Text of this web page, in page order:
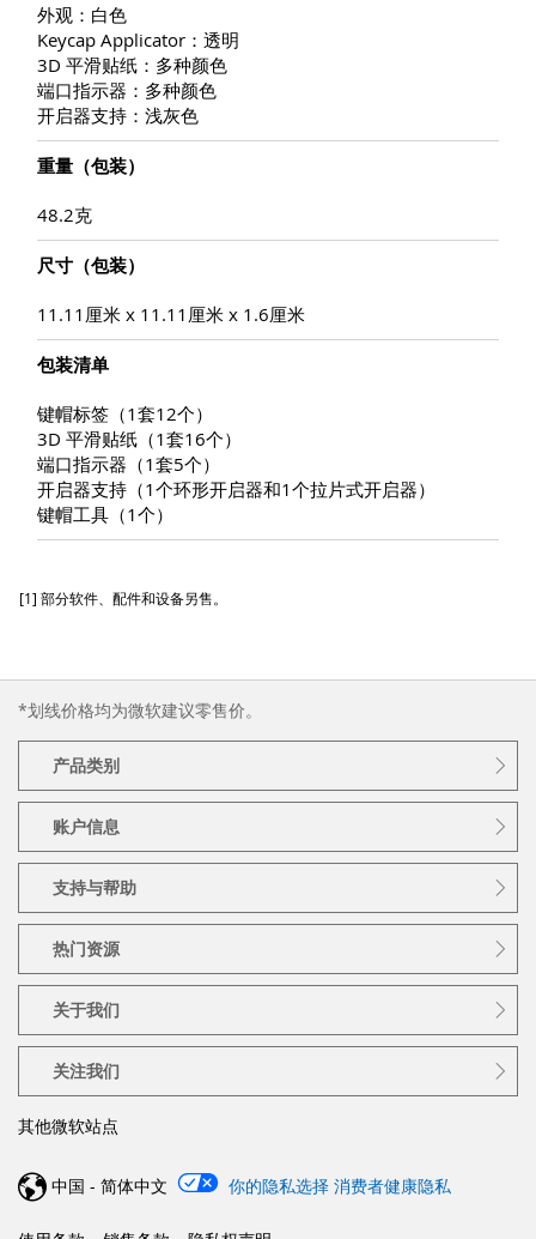
外观：白色
Keycap Applicator：透明
3D 平滑贴纸：多种颜色
端口指示器：多种颜色
开启器支持：浅灰色
重量（包装）
48.2克
尺寸（包装）
11.11厘米 x 11.11厘米 x 1.6厘米
包装清单
键帽标签（1套12个）
3D 平滑贴纸（1套16个）
端口指示器（1套5个）
开启器支持（1个环形开启器和1个拉片式开启器）
键帽工具（1个）
[1] 部分软件、配件和设备另售。
*划线价格均为微软建议零售价。
产品类别
账户信息
支持与帮助
热门资源
关于我们
关注我们
其他微软站点
中国 - 简体中文 你的隐私选择 消费者健康隐私